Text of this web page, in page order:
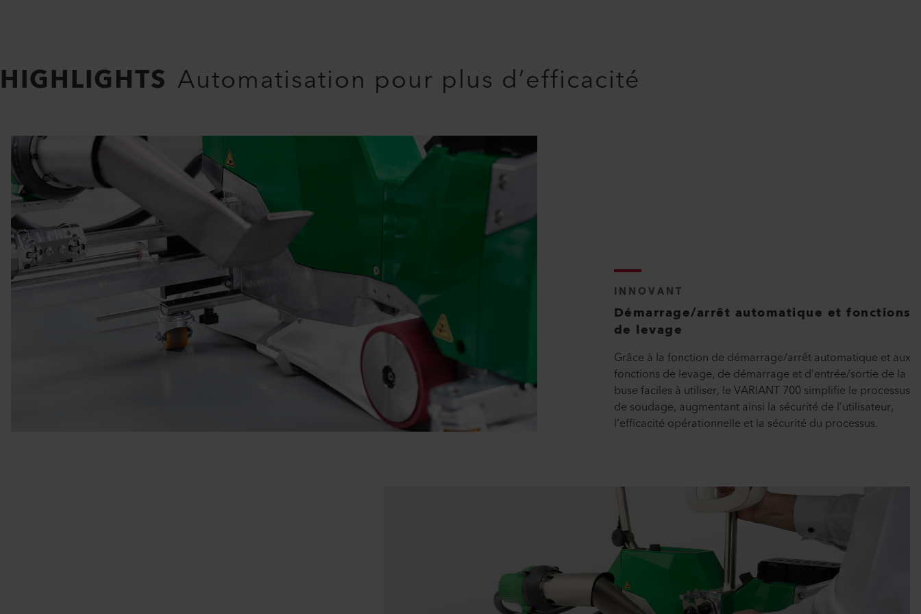
HIGHLIGHTS Automatisation pour plus d’efficacité
INNOVANT
Démarrage/arrêt automatique et fonctions
de levage
Grâce à la fonction de démarrage/arrêt automatique et aux
fonctions de levage, de démarrage et d’entrée/sortie de la
buse faciles à utiliser, le VARIANT 700 simplifie le processus
de soudage, augmentant ainsi la sécurité de l’utilisateur,
l’efficacité opérationnelle et la sécurité du processus.